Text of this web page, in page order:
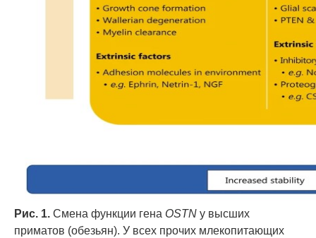
Рис. 1. Смена функции гена OSTN у высших
приматов (обезьян). У всех прочих млекопитающих